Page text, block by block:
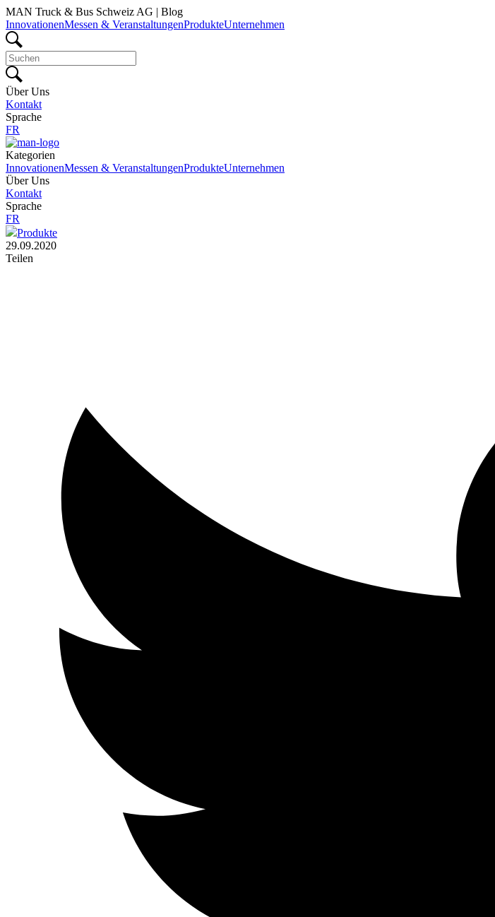
MAN Truck & Bus Schweiz AG | Blog
InnovationenMessen & VeranstaltungenProdukteUnternehmen
Über Uns
Kontakt
Sprache
FR
Kategorien
InnovationenMessen & VeranstaltungenProdukteUnternehmen
Über Uns
Kontakt
Sprache
FR
Produkte
29.09.2020
Teilen